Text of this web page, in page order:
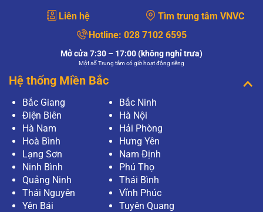
Liên hệ
Tìm trung tâm VNVC
Hotline: 028 7102 6595
Mở cửa 7:30 – 17:00 (không nghỉ trưa)
Một số Trung tâm có giờ hoạt động riêng
Hệ thống Miền Bắc
Bắc Giang
Bắc Ninh
Điện Biên
Hà Nội
Hà Nam
Hải Phòng
Hoà Bình
Hưng Yên
Lạng Sơn
Nam Định
Ninh Bình
Phú Thọ
Quảng Ninh
Thái Bình
Thái Nguyên
Vĩnh Phúc
Yên Bái
Tuyên Quang